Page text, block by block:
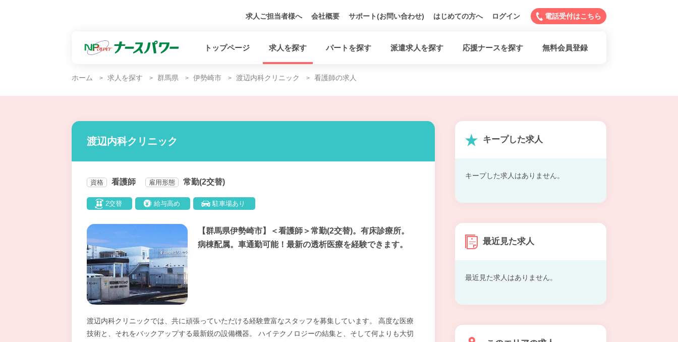
求人ご担当者様へ 会社概要 サポート(お問い合わせ) はじめての方へ ログイン 電話受付はこちら
トップページ 求人を探す パートを探す 派遣求人を探す 応援ナースを探す 無料会員登録
ホーム 求人を探す 群馬県 伊勢崎市 渡辺内科クリニック 看護師の求人
渡辺内科クリニック
資格 看護師 雇用形態 常勤(2交替)
2交替 給与高め 駐車場あり
【群馬県伊勢崎市】＜看護師＞常勤(2交替)。有床診療所。
病棟配属。車通勤可能！最新の透析医療を経験できます。
渡辺内科クリニックでは、共に頑張っていただける経験豊富なスタッフを募集しています。 高度な医療
技術と、それをバックアップする最新鋭の設備機器。 ハイテクノロジーの結集と、そして何よりも大切
キープした求人
キープした求人はありません。
最近見た求人
最近見た求人はありません。